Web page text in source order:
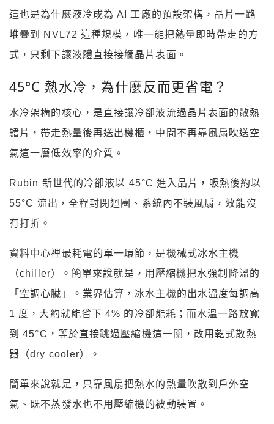
這也是為什麼液冷成為 AI 工廠的預設架構，晶片一路
堆疊到 NVL72 這種規模，唯一能把熱量即時帶走的方
式，只剩下讓液體直接接觸晶片表面。
45°C 熱水冷，為什麼反而更省電？
水冷架構的核心，是直接讓冷卻液流過晶片表面的散熱
鰭片，帶走熱量後再送出機櫃，中間不再靠風扇吹送空
氣這一層低效率的介質。
Rubin 新世代的冷卻液以 45°C 進入晶片，吸熱後約以
55°C 流出，全程封閉迴圈、系統內不裝風扇，效能沒
有打折。
資料中心裡最耗電的單一環節，是機械式冰水主機
（chiller）。簡單來說就是，用壓縮機把水強制降溫的
「空調心臟」。業界估算，冰水主機的出水溫度每調高
1 度，大約就能省下 4% 的冷卻能耗；而水溫一路放寬
到 45°C，等於直接跳過壓縮機這一關，改用乾式散熱
器（dry cooler）。
簡單來說就是，只靠風扇把熱水的熱量吹散到戶外空
氣、既不蒸發水也不用壓縮機的被動裝置。